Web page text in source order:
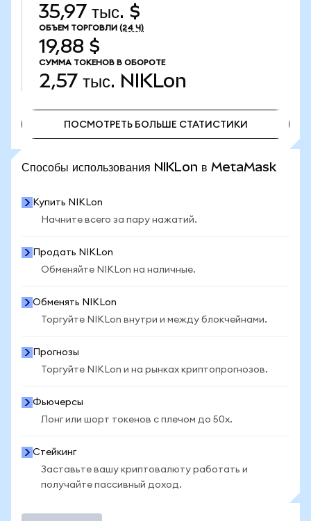
35,97 тыс. $
ОБЪЕМ ТОРГОВЛИ (24 Ч)
19,88 $
СУММА ТОКЕНОВ В ОБОРОТЕ
2,57 тыс. NIKLon
ПОСМОТРЕТЬ БОЛЬШЕ СТАТИСТИКИ
Способы использования NIKLon в MetaMask
Купить NIKLon
Начните всего за пару нажатий.
Продать NIKLon
Обменяйте NIKLon на наличные.
Обменять NIKLon
Торгуйте NIKLon внутри и между блокчейнами.
Прогнозы
Торгуйте NIKLon и на рынках криптопрогнозов.
Фьючерсы
Лонг или шорт токенов с плечом до 50x.
Стейкинг
Заставьте вашу криптовалюту работать и
получайте пассивный доход.